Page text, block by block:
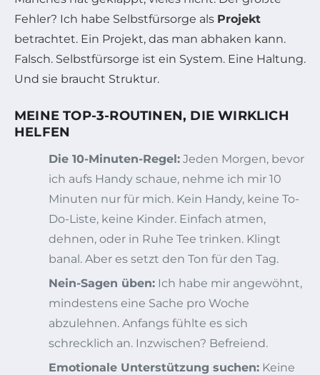
Fehler? Ich habe Selbstfürsorge als Projekt
betrachtet. Ein Projekt, das man abhaken kann.
Falsch. Selbstfürsorge ist ein System. Eine Haltung.
Und sie braucht Struktur.
MEINE TOP-3-ROUTINEN, DIE WIRKLICH
HELFEN
Die 10-Minuten-Regel: Jeden Morgen, bevor
ich aufs Handy schaue, nehme ich mir 10
Minuten nur für mich. Kein Handy, keine To-
Do-Liste, keine Kinder. Einfach atmen,
dehnen, oder in Ruhe Tee trinken. Klingt
banal. Aber es setzt den Ton für den Tag.
Nein-Sagen üben: Ich habe mir angewöhnt,
mindestens eine Sache pro Woche
abzulehnen. Anfangs fühlte es sich
schrecklich an. Inzwischen? Befreiend.
Emotionale Unterstützung suchen: Keine